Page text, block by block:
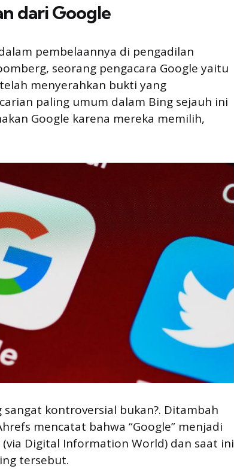
dari Google
pembelaannya di pengadilan
seorang pengacara Google yaitu
menyerahkan bukti yang
paling umum dalam Bing sejauh ini
Google karena mereka memilih,
kontroversial bukan?. Ditambah
mencatat bahwa “Google” menjadi
Digital Information World) dan saat ini
tersebut.